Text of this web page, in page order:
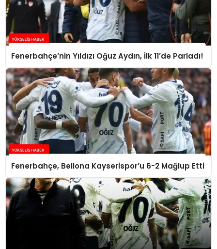
Fenerbahçe’nin Yıldızı Oğuz Aydın, İlk 11’de Parladı!
Fenerbahçe, Bellona Kayserispor’u 6-2 Mağlup Etti